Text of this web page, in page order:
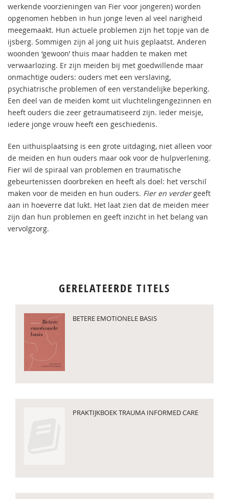
werkende voorzieningen van Fier voor jongeren) worden
opgenomen hebben in hun jonge leven al veel narigheid
meegemaakt. Hun actuele problemen zijn het topje van de
ijsberg. Sommigen zijn al jong uit huis geplaatst. Anderen
woonden ‘gewoon’ thuis maar hadden te maken met
verwaarlozing. Er zijn meiden bij met goedwillende maar
onmachtige ouders: ouders met een verslaving,
psychiatrische problemen of een verstandelijke beperking.
Een deel van de meiden komt uit vluchtelingengezinnen en
heeft ouders die zeer getraumatiseerd zijn. Ieder meisje,
iedere jonge vrouw heeft een geschiedenis.
Een uithuisplaatsing is een grote uitdaging, niet alleen voor
de meiden en hun ouders maar ook voor de hulpverlening.
Fier wil de spiraal van problemen en traumatische
gebeurtenissen doorbreken en heeft als doel: het verschil
maken voor de meiden en hun ouders. Fier en verdergeeft
aan in hoeverre dat lukt. Het laat zien dat de meiden meer
zijn dan hun problemen en geeft inzicht in het belang van
vervolgzorg.
GERELATEERDE TITELS
BETERE EMOTIONELE BASIS
PRAKTIJKBOEK TRAUMA INFORMED CARE